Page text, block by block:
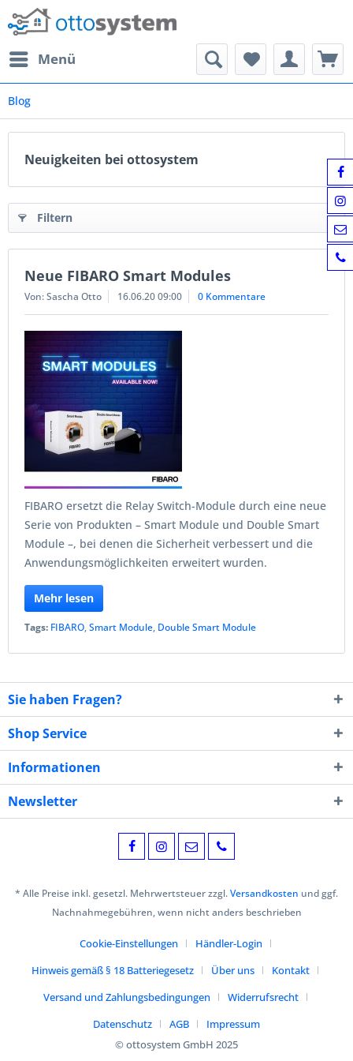
Menü
Blog
Neuigkeiten bei ottosystem
Filtern
Neue FIBARO Smart Modules
Von: Sascha Otto 16.06.20 09:00 0 Kommentare
FIBARO ersetzt die Relay Switch-Module durch eine neue
Serie von Produkten – Smart Module und Double Smart
Module –, bei denen die Sicherheit verbessert und die
Anwendungsmöglichkeiten erweitert wurden.
Mehr lesen
Tags: FIBARO,Smart Module, Double Smart Module
Sie haben Fragen?
Shop Service
Informationen
Newsletter
* Alle Preise inkl. gesetzl. Mehrwertsteuer zzgl.Versandkosten und ggf.
Nachnahmegebühren, wenn nicht anders beschrieben
Cookie-Einstellungen
Händler-Login
Hinweis gemäß § 18 Batteriegesetz
Über uns
Kontakt
Versand und Zahlungsbedingungen
Widerrufsrecht
Datenschutz
AGB
Impressum
© ottosystem GmbH 2025